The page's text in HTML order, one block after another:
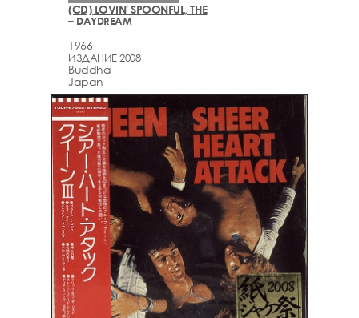
(CD) LOVIN' SPOONFUL, THE
– DAYDREAM
1966
ИЗДАНИЕ 2008
Buddha
Japan